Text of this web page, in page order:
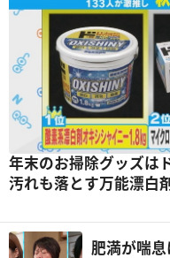
年末のお掃除グッズは
汚れも落とす万能漂白
肥満が喘